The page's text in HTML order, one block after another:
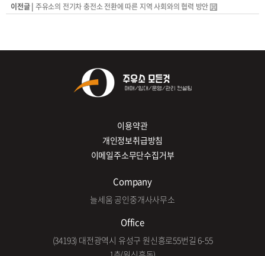
이전글 | 주유소의 전기차 충전소 전환에 따른 지역 사회와의 협력 방안
이용약관
개인정보취급방침
이메일주소무단수집거부
Company
늘세움 공인중개사사무소
Office
(34193) 대전광역시 유성구 원신흥로55번길 6-55